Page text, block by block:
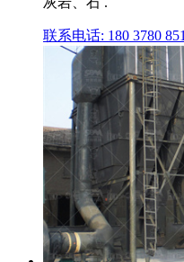
联系电话: 180 3780